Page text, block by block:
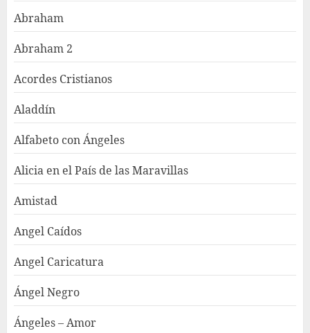
Abraham
Abraham 2
Acordes Cristianos
Aladdín
Alfabeto con Ángeles
Alicia en el País de las Maravillas
Amistad
Angel Caídos
Angel Caricatura
Ángel Negro
Ángeles – Amor